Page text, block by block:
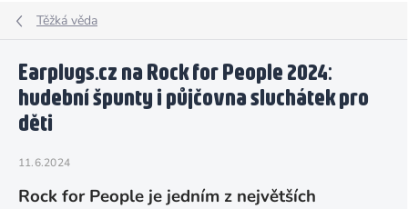
Těžká věda
Earplugs.cz na Rock for People 2024:
hudební špunty i půjčovna sluchátek pro
děti
11.6.2024
Rock for People je jedním z největších